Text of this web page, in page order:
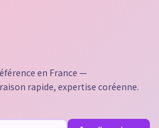
en France —
rapide, expertise coréenne.